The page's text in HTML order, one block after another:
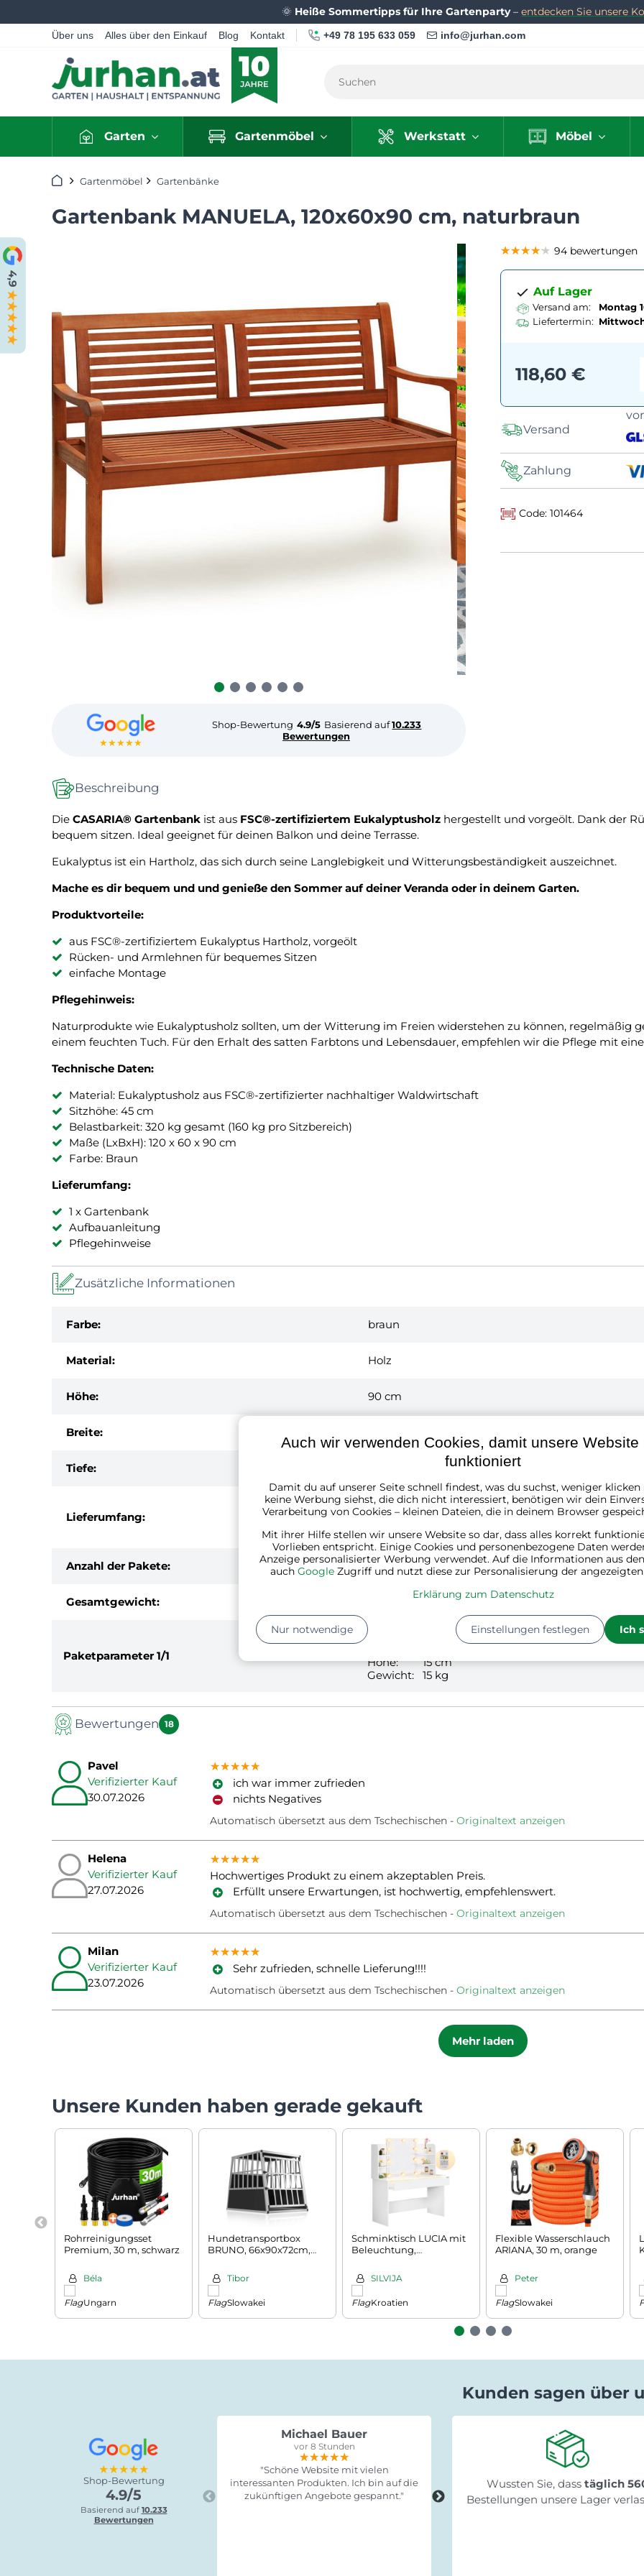
🌞 Heiße Sommertipps für Ihre Gartenparty– entdecken Sie unsere
Über uns Alles über den Einkauf Blog Kontakt +49 78 195 633 059 info@jurhan.com
Garten Gartenmöbel Werkstatt Möbel
StartseiteGartenmöbel Gartenbänke
Gartenbank MANUELA, 120x60x90 cm, naturbraun
★★★★★
Shop-Bewertung 4.9/5 Basierend auf10.233
Bewertungen
★★★★★
★★★★★
★★★★★ 94 bewertungen
Auf Lager
Versand am:
Montag
Liefertermin:
118,60 €
Versand
Zahlung
Code: 101464
Beschreibung
Die CASARIA® Gartenbank ist aus FSC®-zertifiziertem Eukalyptusholz hergestellt und vorgeölt. Dank der
bequem sitzen. Ideal geeignet für deinen Balkon und deine Terrasse.
Eukalyptus ist ein Hartholz, das sich durch seine Langlebigkeit und Witterungsbeständigkeit auszeichnet.
Mache es dir bequem und und genieße den Sommer auf deiner Veranda oder in deinem Garten.
Produktvorteile:
aus FSC®-zertifiziertem Eukalyptus Hartholz, vorgeölt
Rücken- und Armlehnen für bequemes Sitzen
einfache Montage
Pflegehinweis:
Naturprodukte wie Eukalyptusholz sollten, um der Witterung im Freien widerstehen zu können, regelmäßig
einem feuchten Tuch. Für den Erhalt des satten Farbtons und Lebensdauer, empfehlen wir die Pflege mit
Technische Daten:
Material: Eukalyptusholz aus FSC®-zertifizierter nachhaltiger Waldwirtschaft
Sitzhöhe: 45 cm
Belastbarkeit: 320 kg gesamt (160 kg pro Sitzbereich)
Maße (LxBxH): 120 x 60 x 90 cm
Farbe: Braun
Lieferumfang:
1 x Gartenbank
Aufbauanleitung
Pflegehinweise
Zusätzliche Informationen
Farbe: braun
Material: Holz
Höhe: 90 cm
Breite:
Tiefe:
Lieferumfang:
1 x záhradná lavica
návod na montáž
návod na ošetrovanie
Anzahl der Pakete: 1
Gesamtgewicht:
Paketparameter 1/1
Länge:
118 cm
Höhe:
15 cm
Gewicht:
15 kg
Bewertungen 18
Pavel
Verifizierter Kauf
30.07.2026
★★★★★
★★★★★
★★★★★
ich war immer zufrieden
nichts Negatives
Automatisch übersetzt aus dem Tschechischen Originaltext anzeigen
Helena
Verifizierter Kauf
27.07.2026
★★★★★
★★★★★
★★★★★
Hochwertiges Produkt zu einem akzeptablen Preis.
Erfüllt unsere Erwartungen, ist hochwertig, empfehlenswert.
Automatisch übersetzt aus dem Tschechischen Originaltext anzeigen
Milan
Verifizierter Kauf
23.07.2026
★★★★★
★★★★★
★★★★★
Sehr zufrieden, schnelle Lieferung!!!!
Automatisch übersetzt aus dem Tschechischen Originaltext anzeigen
Mehr laden
Unsere Kunden haben gerade gekauft
Rohrreinigungsset
Premium, 30 m, schwarz
Béla
Ungarn
Hundetransportbox
BRUNO, 66x90x72cm,
Tibor
Slowakei
Schminktisch LUCIA mit
Beleuchtung,
SILVIJA
Kroatien
Flexible Wasserschlauch
ARIANA, 30 m, orange
Peter
Slowakei
★★★★★
Shop-Bewertung
4.9/5
Basierend auf 10.233
Bewertungen
Kunden sagen über
Michael Bauer
vor 8 Stunden
★★★★★
★★★★★
★★★★★
"Schöne Website mit vielen
interessanten Produkten. Ich bin auf die
zukünftigen Angebote gespannt."
Gabriele Saxa
vor 15 Stunden
★★★★★
★★★★★
★★★★★
"Schnelle Lieferung, leicht zum
Fertigstellen und stabil!"
Wussten Sie, dasstäglich
Bestellungen unsere Lager
Auch wir verwenden Cookies, damit unsere Website
funktioniert
Damit du auf unserer Seite schnell findest, was du suchst, weniger
keine Werbung siehst, die dich nicht interessiert, benötigen wir dein
Verarbeitung von Cookies – kleinen Dateien, die in deinem Browser
Mit ihrer Hilfe stellen wir unsere Website so dar, dass alles korrekt
Vorlieben entspricht. Einige Cookies und personenbezogene Daten
Anzeige personalisierter Werbung verwendet. Auf die Informationen aus
auch Google Zugriff und nutzt diese zur Personalisierung der
Erklärung zum Datenschutz
Einstellungen festlegen Ich
Nur notwendige